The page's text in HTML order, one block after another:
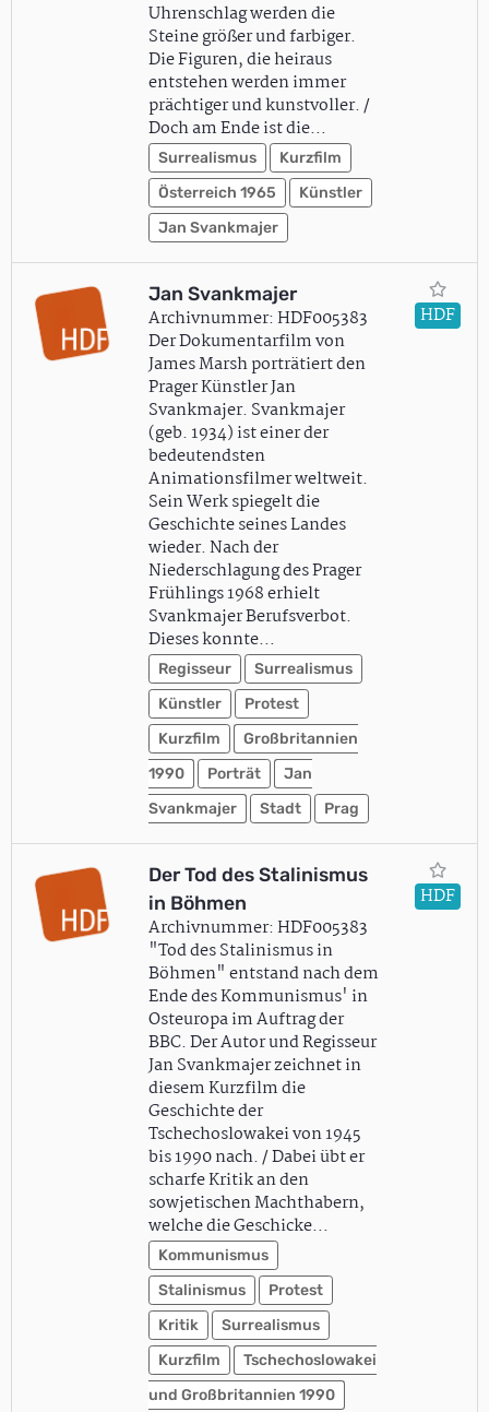
Uhrenschlag werden die
Steine größer und farbiger.
Die Figuren, die heiraus
entstehen werden immer
prächtiger und kunstvoller. /
Doch am Ende ist die…
Surrealismus
Kurzfilm
Österreich 1965
Künstler
Jan Svankmajer
Jan Svankmajer
Archivnummer: HDF005383
Der Dokumentarfilm von
James Marsh porträtiert den
Prager Künstler Jan
Svankmajer. Svankmajer
(geb. 1934) ist einer der
bedeutendsten
Animationsfilmer weltweit.
Sein Werk spiegelt die
Geschichte seines Landes
wieder. Nach der
Niederschlagung des Prager
Frühlings 1968 erhielt
Svankmajer Berufsverbot.
Dieses konnte…
Regisseur
Surrealismus
Künstler
Protest
Kurzfilm
Großbritannien
1990
Porträt
Jan
Svankmajer
Stadt Prag
HDF
Der Tod des Stalinismus
in Böhmen
Archivnummer: HDF005383
"Tod des Stalinismus in
Böhmen" entstand nach dem
Ende des Kommunismus' in
Osteuropa im Auftrag der
BBC. Der Autor und Regisseur
Jan Svankmajer zeichnet in
diesem Kurzfilm die
Geschichte der
Tschechoslowakei von 1945
bis 1990 nach. / Dabei übt er
scharfe Kritik an den
sowjetischen Machthabern,
welche die Geschicke…
Kommunismus
Stalinismus
Protest
Kritik
Surrealismus
Kurzfilm
Tschechoslowakei
und Großbritannien 1990
HDF